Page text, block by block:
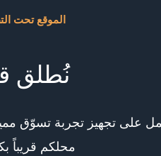
● الموقع تحت
نُطلق
على تجهيز تجربة تسوّق
محلكم قريباً